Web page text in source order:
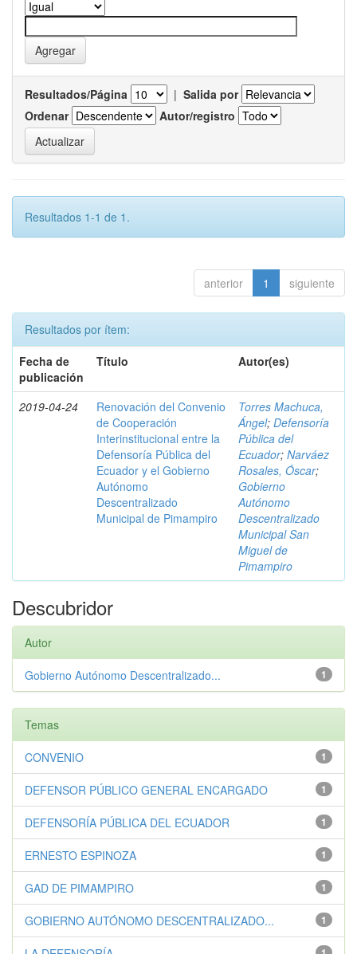
Resultados/Página | Salida por
Ordenar
Autor/registro
Resultados 1-1 de 1.
anterior 1 siguiente
Resultados por ítem:
Fecha de
publicación
Título Autor(es)
2019-04-24
Renovación del Convenio
de Cooperación
Interinstitucional entre la
Defensoría Pública del
Ecuador y el Gobierno
Autónomo
Descentralizado
Municipal de Pimampiro
Torres Machuca,
Ángel; Defensoría
Pública del
Ecuador; Narváez
Rosales, Óscar;
Gobierno
Autónomo
Descentralizado
Municipal San
Miguel de
Pimampiro
Descubridor
Autor
1
Gobierno Autónomo Descentralizado...
Temas
1
CONVENIO
1
DEFENSOR PÚBLICO GENERAL ENCARGADO
1
DEFENSORÍA PÚBLICA DEL ECUADOR
1
ERNESTO ESPINOZA
1
GAD DE PIMAMPIRO
1
GOBIERNO AUTÓNOMO DESCENTRALIZADO...